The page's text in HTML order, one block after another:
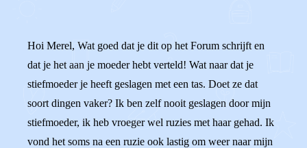
Hoi Merel, Wat goed dat je dit op het Forum schrijft en
dat je het aan je moeder hebt verteld! Wat naar dat je
stiefmoeder je heeft geslagen met een tas. Doet ze dat
soort dingen vaker? Ik ben zelf nooit geslagen door mijn
stiefmoeder, ik heb vroeger wel ruzies met haar gehad. Ik
vond het soms na een ruzie ook lastig om weer naar mijn